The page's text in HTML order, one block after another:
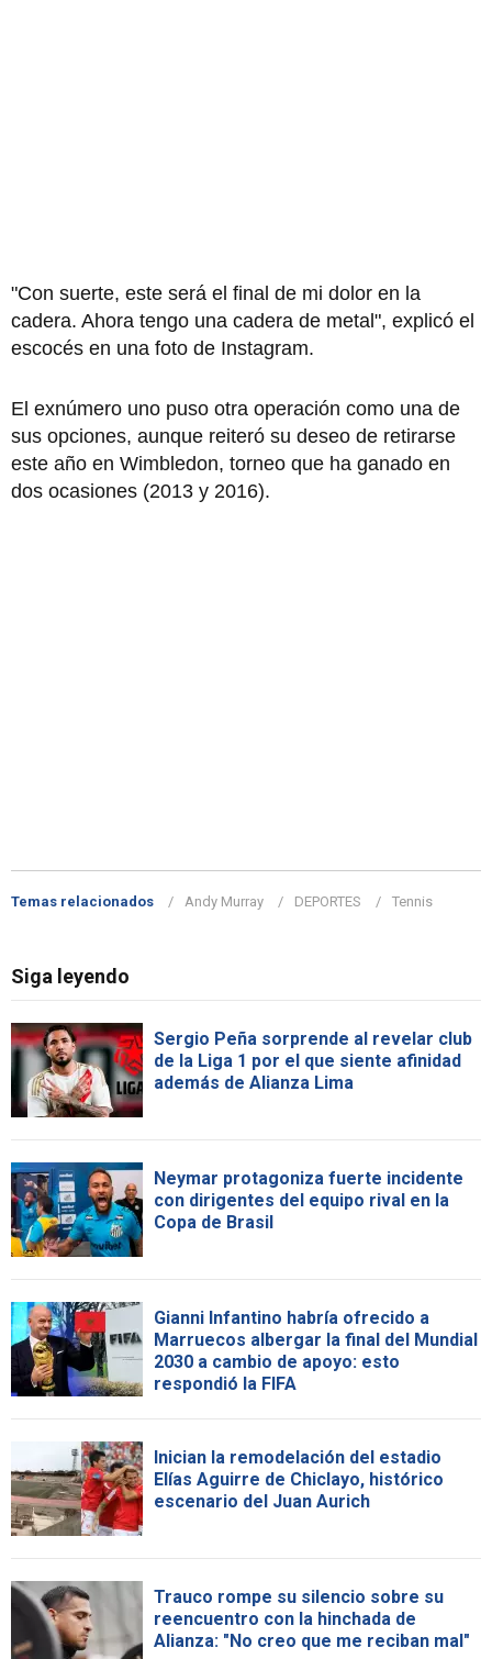
"Con suerte, este será el final de mi dolor en la
cadera. Ahora tengo una cadera de metal", explicó el
escocés en una foto de Instagram.
El exnúmero uno puso otra operación como una de
sus opciones, aunque reiteró su deseo de retirarse
este año en Wimbledon, torneo que ha ganado en
dos ocasiones (2013 y 2016).
Temas relacionados Andy Murray DEPORTES Tennis
Siga leyendo
Sergio Peña sorprende al revelar club
de la Liga 1 por el que siente afinidad
además de Alianza Lima
Neymar protagoniza fuerte incidente
con dirigentes del equipo rival en la
Copa de Brasil
Gianni Infantino habría ofrecido a
Marruecos albergar la final del Mundial
2030 a cambio de apoyo: esto
respondió la FIFA
Inician la remodelación del estadio
Elías Aguirre de Chiclayo, histórico
escenario del Juan Aurich
Trauco rompe su silencio sobre su
reencuentro con la hinchada de
Alianza: "No creo que me reciban mal"